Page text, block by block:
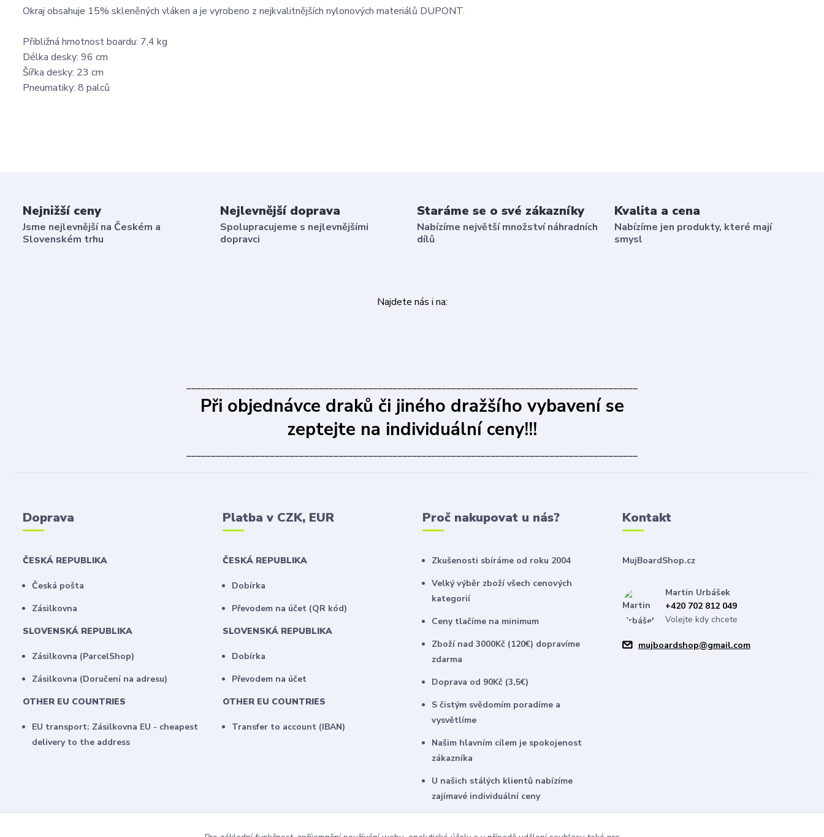
Okraj obsahuje 15% skleněných vláken a je vyrobeno z nejkvalitnějších nylonových materiálů DUPONT.
Přibližná hmotnost boardu: 7,4 kg
Délka desky: 96 cm
Šířka desky: 23 cm
Pneumatiky: 8 palců
Nejnižší ceny
Jsme nejlevnější na Českém a
Slovenském trhu
Nejlevnější doprava
Spolupracujeme s nejlevnějšími
dopravci
Staráme se o své zákazníky
Nabízíme největší množství náhradních
dílů
Kvalita a cena
Nabízíme jen produkty, které mají
smysl
Najdete nás i na:
____________________________________________________________________________________________
Při objednávce draků či jiného dražšího vybavení se
zeptejte na individuální ceny!!!
____________________________________________________________________________________________
Doprava
ČESKÁ REPUBLIKA
Česká pošta
Zásilkovna
SLOVENSKÁ REPUBLIKA
Zásilkovna (ParcelShop)
Zásilkovna (Doručení na adresu)
OTHER EU COUNTRIES
EU transport: Zásilkovna EU - cheapest
delivery to the address
Platba v CZK, EUR
ČESKÁ REPUBLIKA
Dobírka
Převodem na účet (QR kód)
SLOVENSKÁ REPUBLIKA
Dobírka
Převodem na účet
OTHER EU COUNTRIES
Transfer to account (IBAN)
Proč nakupovat u nás?
Zkušenosti sbíráme od roku 2004
Velký výběr zboží všech cenových
kategorií
Ceny tlačíme na minimum
Zboží nad 3000Kč (120€) dopravíme
zdarma
Doprava od 90Kč (3,5€)
S čistým svědomím poradíme a
vysvětlíme
Našim hlavním cílem je spokojenost
zákazníka
U našich stálých klientů nabízíme
zajímavé individuální ceny
Kontakt
MujBoardShop.cz
Martin Urbášek
+420 702 812 049
Volejte kdy chcete
mujboardshop@gmail.com